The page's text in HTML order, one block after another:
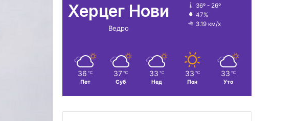
Херцег Нови
Ведро
36º - 26º
47%
3.19 км/х
36 ℃
Пет
37 ℃
Суб
33 ℃
Нед
33 ℃
Пон
33 ℃
Уто